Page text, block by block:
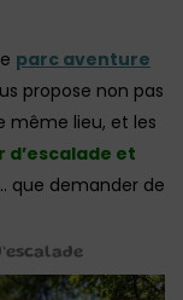
parc aventure
propose non pas
même lieu, et les
et
que demander de